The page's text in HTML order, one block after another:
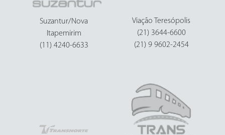
Suzantur/Nova
Itapemirim
(11) 4240-6633
Viação Teresópolis
(21) 3644-6600
(21) 9 9602-2454